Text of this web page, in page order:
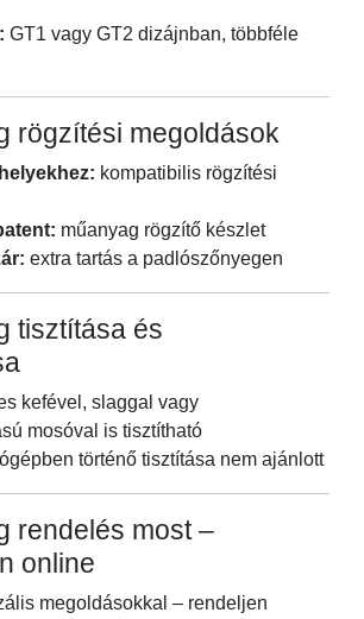
GT1 vagy GT2 dizájnban, többféle
rögzítési megoldások
kompatibilis rögzítési
műanyag rögzítő készlet
extra tartás a padlószőnyegen
tisztítása és
kefével, slaggal vagy
mosóval is tisztítható
történő tisztítása nem ajánlott
rendelés most –
online
megoldásokkal – rendeljen